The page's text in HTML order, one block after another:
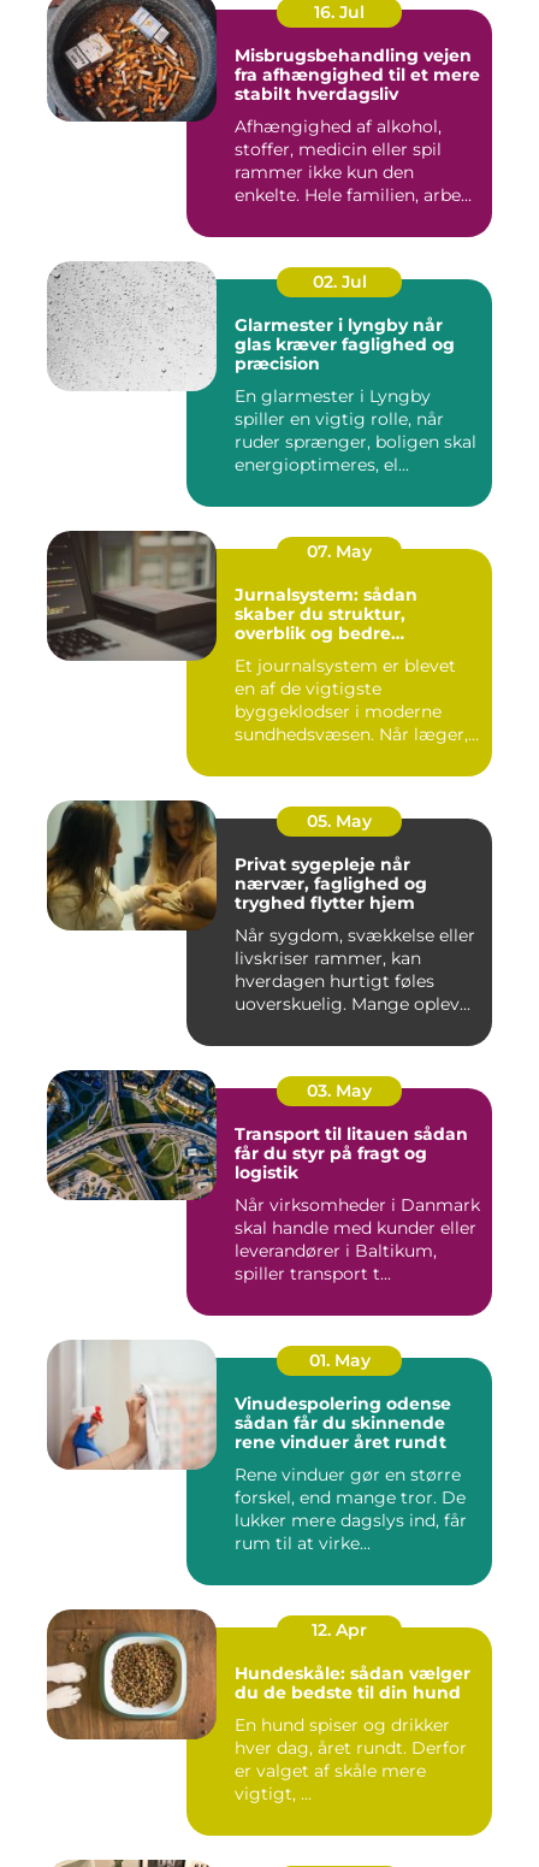
16. Jul
Misbrugsbehandling vejen
fra afhængighed til et mere
stabilt hverdagsliv
Afhængighed af alkohol,
stoffer, medicin eller spil
rammer ikke kun den
enkelte. Hele familien, arbe...
02. Jul
Glarmester i lyngby når
glas kræver faglighed og
præcision
En glarmester i Lyngby
spiller en vigtig rolle, når
ruder sprænger, boligen skal
energioptimeres, el...
07. May
Jurnalsystem: sådan
skaber du struktur,
overblik og bedre
Et journalsystem er blevet
en af de vigtigste
byggeklodser i moderne
sundhedsvæsen. Når læger,
05. May
Privat sygepleje når
nærvær, faglighed og
tryghed flytter hjem
Når sygdom, svækkelse eller
livskriser rammer, kan
hverdagen hurtigt føles
uoverskuelig. Mange oplev...
03. May
Transport til litauen sådan
får du styr på fragt og
logistik
Når virksomheder i Danmark
skal handle med kunder eller
leverandører i Baltikum,
spiller transport t...
01. May
Vinudespolering odense
sådan får du skinnende
rene vinduer året rundt
Rene vinduer gør en større
forskel, end mange tror. De
lukker mere dagslys ind, får
rum til at virke...
12. Apr
Hundeskåle: sådan vælger
du de bedste til din hund
En hund spiser og drikker
hver dag, året rundt. Derfor
er valget af skåle mere
vigtigt, ...